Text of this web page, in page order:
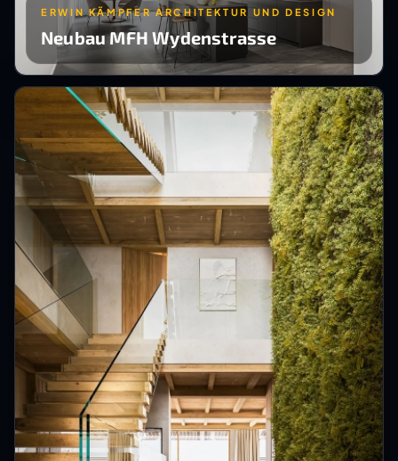
ERWIN KÄMPFER ARCHITEKTUR UND DESIGN
Neubau MFH Wydenstrasse